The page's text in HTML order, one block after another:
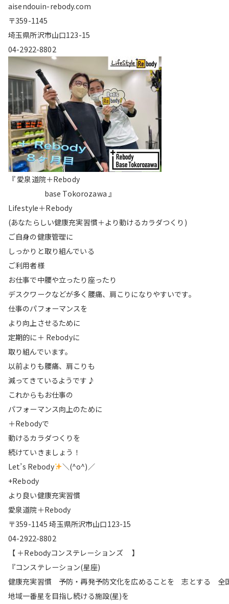
aisendouin-rebody.com
〒359-1145
埼玉県所沢市山口123-15
04-2922-8802
『 愛泉道院＋Rebody
base Tokorozawa 』
Lifestyle＋Rebody
(あなたらしい健康充実習慣＋より動けるカラダつくり)
ご自身の健康管理に
しっかりと取り組んでいる
ご利用者様
お仕事で中腰や立ったり座ったり
デスクワークなどが多く腰痛、肩こりになりやすいです。
仕事のパフォーマンスを
より向上させるために
定期的に＋ Rebodyに
取り組んでいます。
以前よりも腰痛、肩こりも
減ってきているようです♪
これからもお仕事の
パフォーマンス向上のために
＋Rebodyで
動けるカラダつくりを
続けていきましょう！
Let’s Rebody
＼(^o^)／
+Rebody
より良い健康充実習慣
愛泉道院＋Rebody
〒359-1145 埼玉県所沢市山口123-15
04-2922-8802
【 ＋Rebodyコンステレーションズ 】
『コンステレーション(星座)
健康充実習慣 予防・再発予防文化を広めることを 志とする 全
地域一番星を目指し続ける施設(星)を